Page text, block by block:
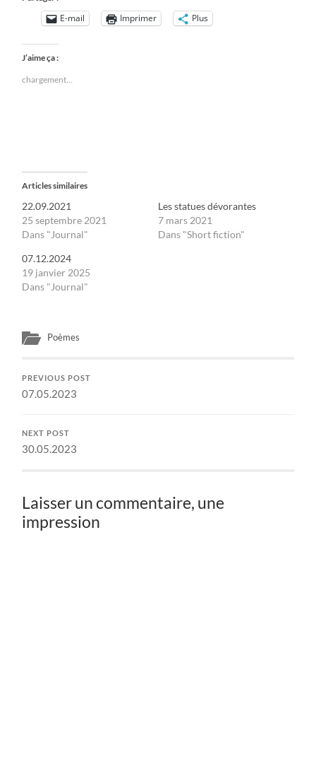
E-mail Imprimer Plus
J’aime ça :
chargement…
Articles similaires
22.09.2021
25 septembre 2021
Dans "Journal"
Les statues dévorantes
7 mars 2021
Dans "Short fiction"
07.12.2024
19 janvier 2025
Dans "Journal"
Poèmes
PREVIOUS POST
07.05.2023
NEXT POST
30.05.2023
Laisser un commentaire, une
impression